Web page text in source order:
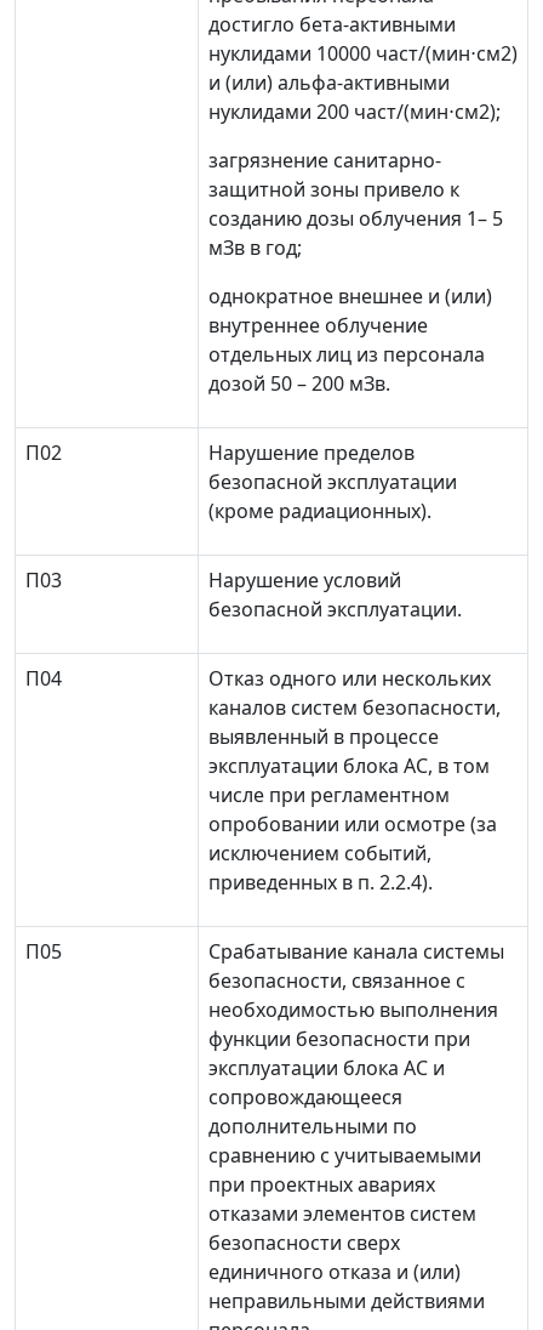
достигло бета-активными
нуклидами 10000 част/(мин⋅см2)
и (или) альфа-активными
нуклидами 200 част/(мин⋅см2);
загрязнение санитарно-
защитной зоны привело к
созданию дозы облучения 1– 5
мЗв в год;
однократное внешнее и (или)
внутреннее облучение
отдельных лиц из персонала
дозой 50–200 мЗв.
П02
Нарушение пределов
безопасной эксплуатации
(кроме радиационных).
П03
Нарушение условий
безопасной эксплуатации.
П04
Отказ одного или нескольких
каналов систем безопасности,
выявленный в процессе
эксплуатации блока АС, в том
числе при регламентном
опробовании или осмотре (за
исключением событий,
приведенных в п. 2.2.4).
П05
Срабатывание канала системы
безопасности, связанное с
необходимостью выполнения
функции безопасности при
эксплуатации блока АС и
сопровождающееся
дополнительными по
сравнению с учитываемыми
при проектных авариях
отказами элементов систем
безопасности сверх
единичного отказа и (или)
неправильными действиями